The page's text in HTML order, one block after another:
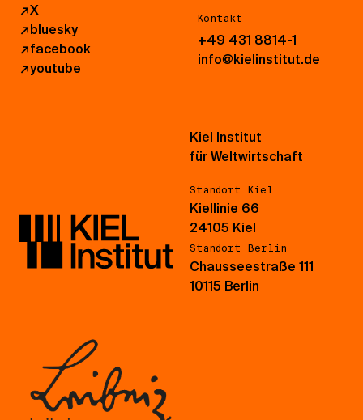
↗X
↗bluesky
↗facebook
↗youtube
Kontakt
+49 431 8814-1
info@kielinstitut.de
Kiel Institut
für Weltwirtschaft
Standort Kiel
Kiellinie 66
24105 Kiel
Standort Berlin
Chausseestraße 111
10115 Berlin